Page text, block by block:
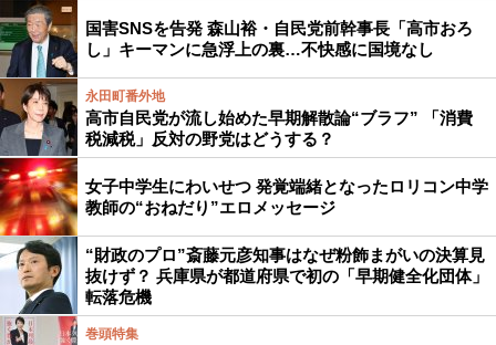
国害SNSを告発 森山裕・自民党前幹事長「高市おろ
し」キーマンに急浮上の裏…不快感に国境なし
永田町番外地
高市自民党が流し始めた早期解散論“ブラフ” 「消費
税減税」反対の野党はどうする？
女子中学生にわいせつ 発覚端緒となったロリコン中学
教師の“おねだり”エロメッセージ
“財政のプロ”斎藤元彦知事はなぜ粉飾まがいの決算見
抜けず？ 兵庫県が都道府県で初の「早期健全化団体」
転落危機
巻頭特集